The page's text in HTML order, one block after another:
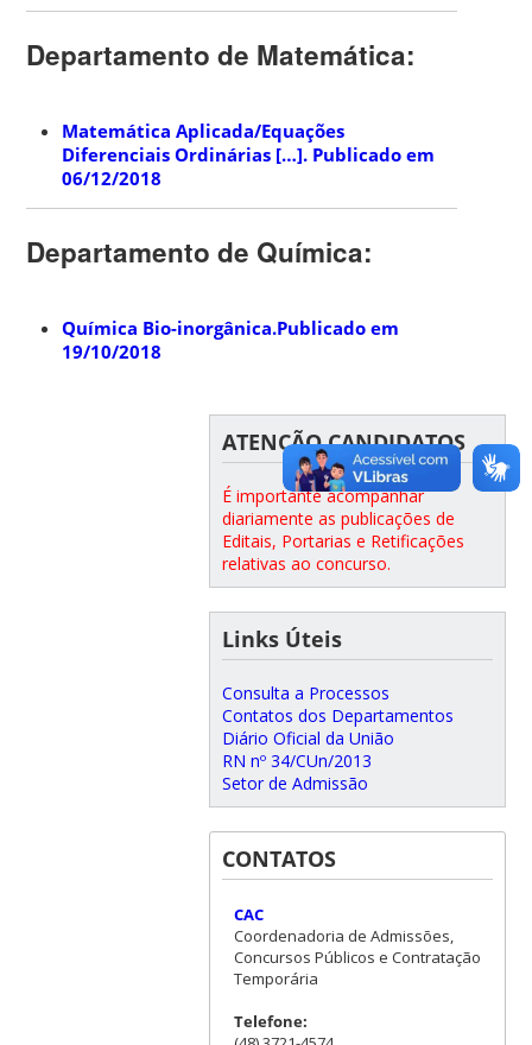
Departamento de Matemática:
Matemática Aplicada/Equações
Diferenciais Ordinárias […]. Publicado em
06/12/2018
Departamento de Química:
Química Bio-inorgânica.Publicado em
19/10/2018
ATENÇÃO CANDIDATOS
É importante acompanhar
diariamente as publicações de
Editais, Portarias e Retificações
relativas ao concurso.
Links Úteis
Consulta a Processos
Contatos dos Departamentos
Diário Oficial da União
RN nº 34/CUn/2013
Setor de Admissão
CONTATOS
CAC
Coordenadoria de Admissões,
Concursos Públicos e Contratação
Temporária
Telefone: